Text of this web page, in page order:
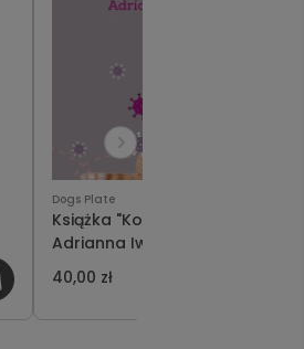
Dogs Plate
Książka "Kot w chorobie" -
Adrianna Iwan
40,00 zł